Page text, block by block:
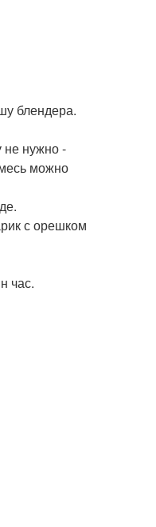
блендера.
не нужно -
можно
с орешком
час.